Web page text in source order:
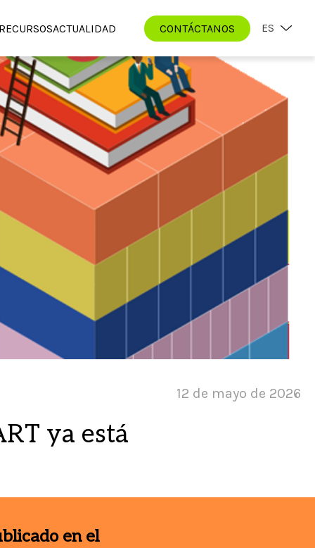
RECURSOSACTUALIDAD CONTÁCTANOS ES
12 de mayo de 2026
ya está
en el